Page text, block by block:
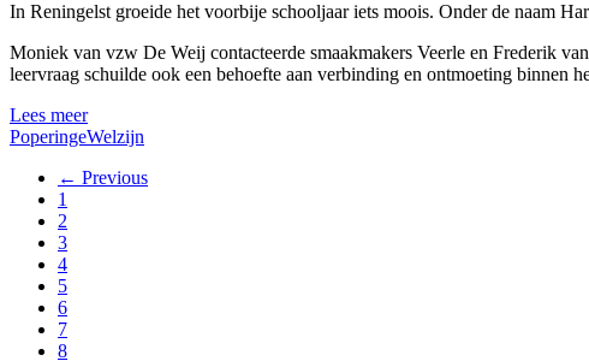
In Reningelst groeide het voorbije schooljaar iets moois. Onder de naam
Moniek van vzw De Weij contacteerde smaakmakers Veerle en Frederik
leervraag schuilde ook een behoefte aan verbinding en ontmoeting binnen
Lees meer
PoperingeWelzijn
← Previous
1
2
3
4
5
6
7
8